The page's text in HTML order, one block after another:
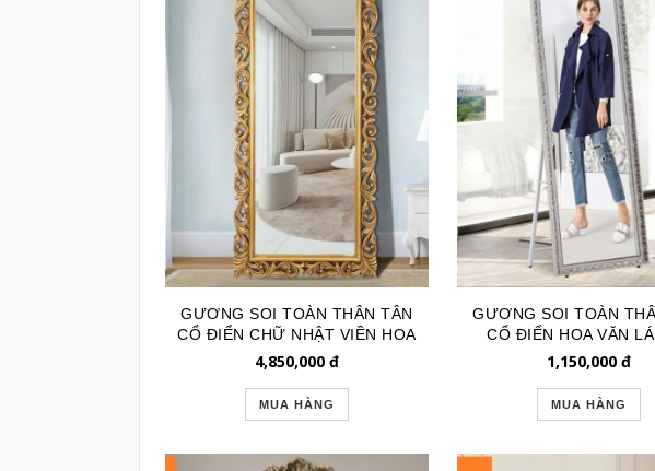
GƯƠNG SOI TOÀN THÂN TÂN
CỔ ĐIỂN CHỮ NHẬT VIỀN HOA
VĂN GSTT113B
4,850,000 đ
MUA HÀNG
GƯƠNG SOI TOÀN
CỔ ĐIỂN HOA VĂN
GSTT261
1,150,000 đ
MUA HÀNG